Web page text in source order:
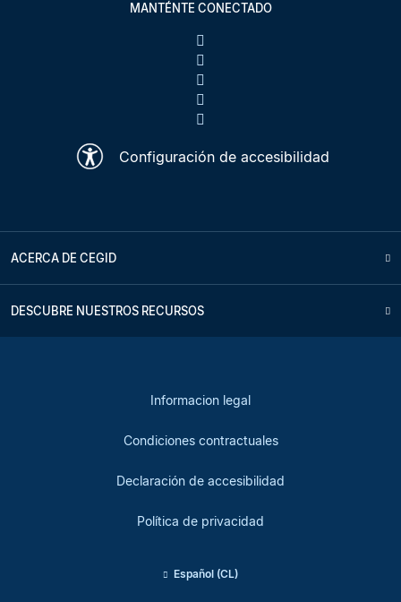
MANTÉNTE CONECTADO
Configuración de accesibilidad
ACERCA DE CEGID
DESCUBRE NUESTROS RECURSOS
Informacion legal
Condiciones contractuales
Declaración de accesibilidad
Política de privacidad
Español (CL)